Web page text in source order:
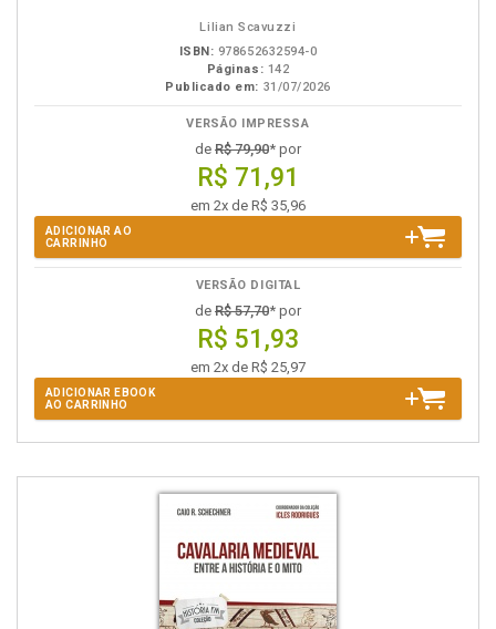
Lilian Scavuzzi
ISBN: 978652632594-0
Páginas: 142
Publicado em: 31/07/2026
VERSÃO IMPRESSA
de R$ 79,90* por
R$ 71,91
em 2x de R$ 35,96
ADICIONAR AO
CARRINHO
VERSÃO DIGITAL
de R$ 57,70* por
R$ 51,93
em 2x de R$ 25,97
ADICIONAR EBOOK
AO CARRINHO